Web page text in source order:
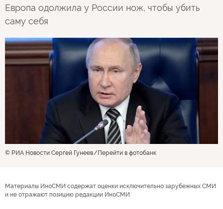
Европа одолжила у России нож, чтобы убить
саму себя
© РИА Новости Сергей Гунеев Перейти в фотобанк
Материалы ИноСМИ содержат оценки исключительно зарубежных СМИ
и не отражают позицию редакции ИноСМИ